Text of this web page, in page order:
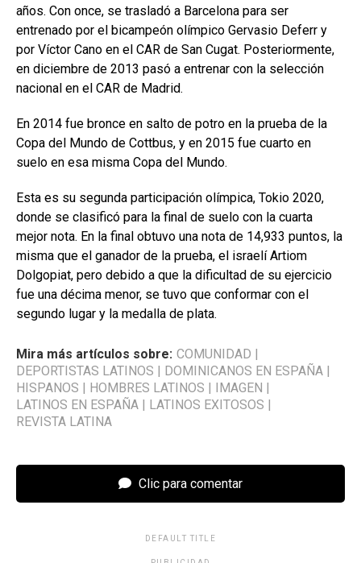
años. Con once, se trasladó a Barcelona para ser
entrenado por el bicampeón olímpico Gervasio Deferr y
por Víctor Cano en el CAR de San Cugat. Posteriormente,
en diciembre de 2013 pasó a entrenar con la selección
nacional en el CAR de Madrid.
En 2014 fue bronce en salto de potro en la prueba de la
Copa del Mundo de Cottbus, y en 2015 fue cuarto en
suelo en esa misma Copa del Mundo.
Esta es su segunda participación olímpica, Tokio 2020,
donde se clasificó para la final de suelo con la cuarta
mejor nota. En la final obtuvo una nota de 14,933 puntos, la
misma que el ganador de la prueba, el israelí Artiom
Dolgopiat, pero debido a que la dificultad de su ejercicio
fue una décima menor, se tuvo que conformar con el
segundo lugar y la medalla de plata.
Mira más artículos sobre: COMUNIDAD |
DEPORTISTAS LATINOS | DOMINICANOS EN ESPAÑA |
HISPANOS | HOMBRES LATINOS | IMAGEN |
LATINOS EN ESPAÑA | LATINOS EXITOSOS |
REVISTA LATINA
Clic para comentar
DEFAULT TITLE